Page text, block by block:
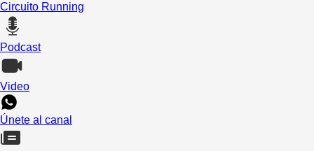
Circuito Running
Podcast
Video
Únete al canal